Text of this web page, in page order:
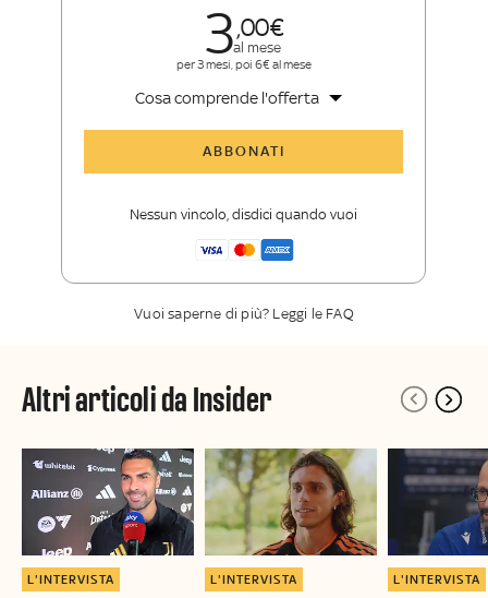
300
al mese
per 3 mesi, poi 6€ al mese
Cosa comprende l'offerta
Sport
La newsletter esclusiva di Sky Sport
ABBONATI
Nessun vincolo, disdici quando vuoi
Vuoi saperne di più? Leggi le FAQ
Altri articoli da Insider
L'INTERVISTA L'INTERVISTA L'INTERVISTA